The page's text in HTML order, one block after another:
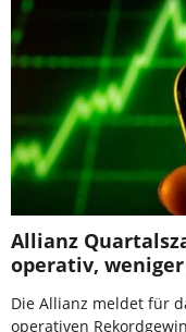
Allianz
operativ,
Die Allianz meldet für
operativen